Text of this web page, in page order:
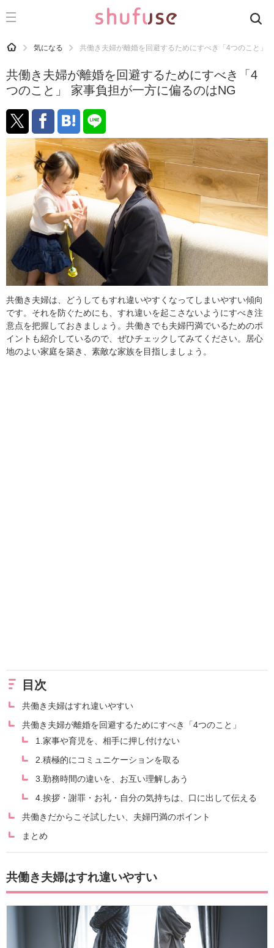
CATEGORY 記事カテゴリ
運気
洗濯
生活の知恵
お金
掃除
マナー
趣味
食材辞典
おすすめ
HOME 気になる 共働き夫婦が離婚を回避するためにすべき「4つのこと」
共働き夫婦が離婚を回避するためにすべき「4
つのこと」 家事負担が一方に偏るのはNG
共働き夫婦は、どうしてもすれ違いやすくなってしまいやすい傾向
です。それを防ぐためにも、すれ違いを起こさないようにすべき注
意点を把握しておきましょう。共働きでも夫婦円満でいるためのポ
イントも紹介しているので、ぜひチェックしてみてください。居心
地のよい家庭を築き、素敵な家族を目指しましょう。
目次
共働き夫婦はすれ違いやすい
共働き夫婦が離婚を回避するためにすべき「4つのこと」
1.家事や育児を、相手に押し付けない
2.積極的にコミュニケーションを取る
3.勤務時間の違いを、お互い理解しあう
4.挨拶・謝罪・お礼・自分の気持ちは、口に出して伝える
共働きだからこそ試したい、夫婦円満のポイント
まとめ
共働き夫婦はすれ違いやすい